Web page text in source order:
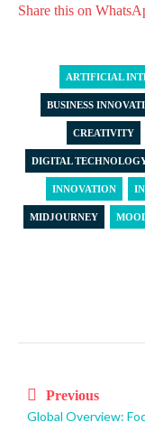
Share this on
ARTIFICIAL
BUSINESS
CREATIVITY
DIGITAL
INNOVATION
MIDJOURNEY
Previous
Global Overview: